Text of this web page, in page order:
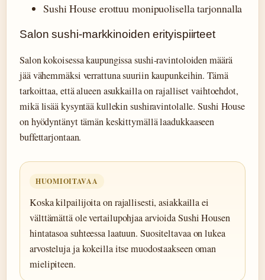
Sushi House erottuu monipuolisella tarjonnalla
Salon sushi-markkinoiden erityispiirteet
Salon kokoisessa kaupungissa sushi-ravintoloiden määrä
jää vähemmäksi verrattuna suuriin kaupunkeihin. Tämä
tarkoittaa, että alueen asukkailla on rajalliset vaihtoehdot,
mikä lisää kysyntää kullekin sushiravintolalle. Sushi House
on hyödyntänyt tämän keskittymällä laadukkaaseen
buffettarjontaan.
HUOMIOITAVAA
Koska kilpailijoita on rajallisesti, asiakkailla ei
välttämättä ole vertailupohjaa arvioida Sushi Housen
hintatasoa suhteessa laatuun. Suositeltavaa on lukea
arvosteluja ja kokeilla itse muodostaakseen oman
mielipiteen.